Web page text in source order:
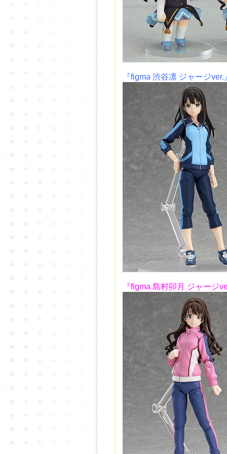
『figma 渋谷凛 ジャージver.
『figma 島村卯月 ジャージ